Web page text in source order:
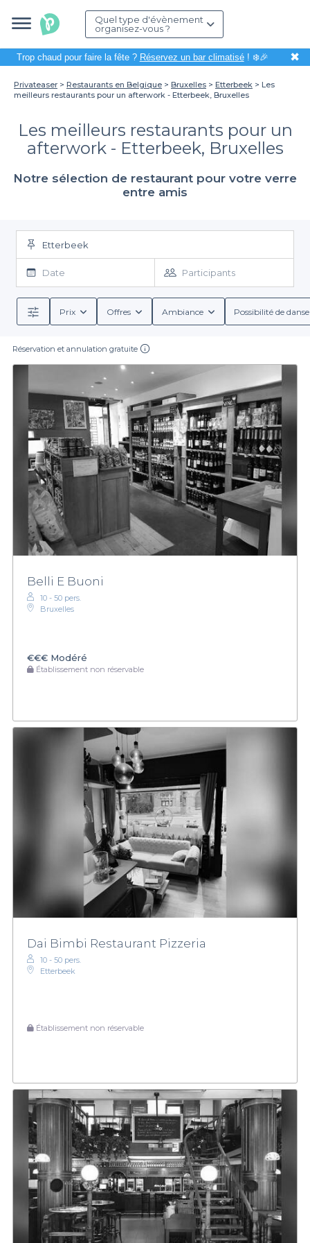
Quel type d'évènement
organisez-vous ?
Trop chaud pour faire la fête ? Réservez un bar climatisé! ❄️🎉 ✖
Privateaser Restaurants en Belgique Bruxelles Etterbeek
Les
meilleurs restaurants pour un afterwork - Etterbeek, Bruxelles
Les meilleurs restaurants pour un
afterwork - Etterbeek, Bruxelles
Notre sélection de restaurant pour votre verre
entre amis
Etterbeek
Date Participants
Prix Offres Ambiance Possibilité de
Réservation et annulation gratuite
Belli E Buoni
10 - 50 pers.
Bruxelles
€€€ Modéré
Établissement non réservable
Dai Bimbi Restaurant Pizzeria
10 - 50 pers.
Etterbeek
Établissement non réservable